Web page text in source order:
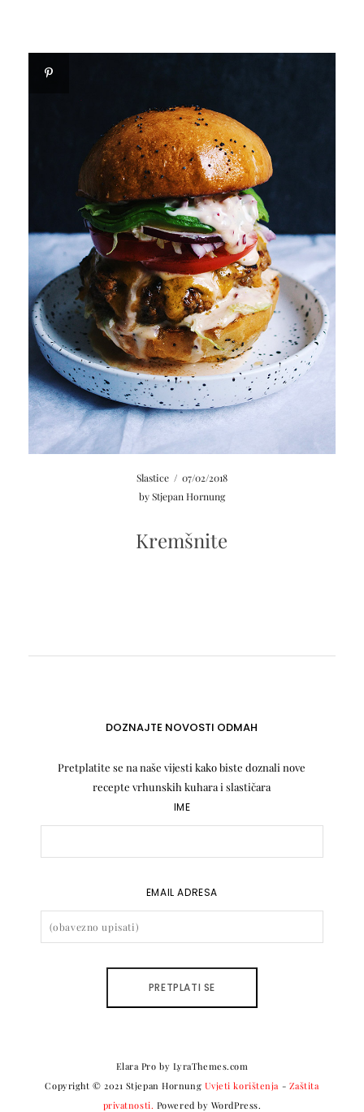
Slastice / 07/02/2018
byStjepan Hornung
Kremšnite
DOZNAJTE NOVOSTI ODMAH
Pretplatite se na naše vijesti kako biste doznali nove
recepte vrhunskih kuhara i slastičara
IME
EMAIL ADRESA
Elara Pro by LyraThemes.com
Copyright © 2021 Stjepan Hornung Uvjeti korištenja- Zaštita
privatnosti. Powered by WordPress.